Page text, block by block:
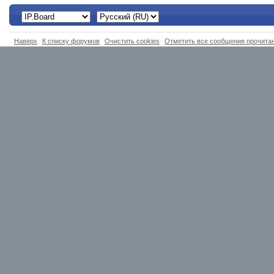
Наверх К списку форумов Очистить cookies Отметить все сообщения